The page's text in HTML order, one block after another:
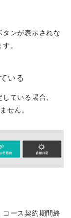
タンが表示されな
。
いる
ている場合、
せん。
コース契約期間終